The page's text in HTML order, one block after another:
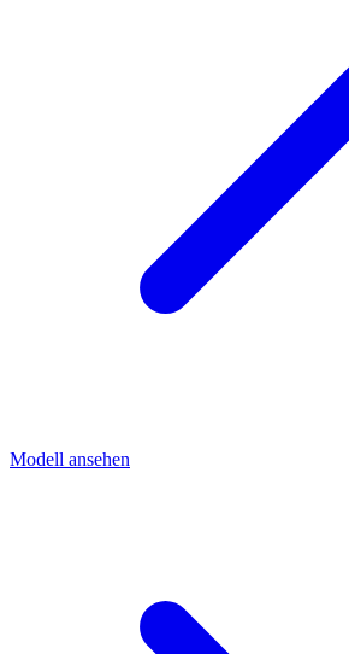
Modell ansehen